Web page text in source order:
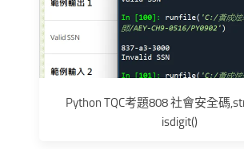
Python TQC考題808 社會安全碼
isdigit()